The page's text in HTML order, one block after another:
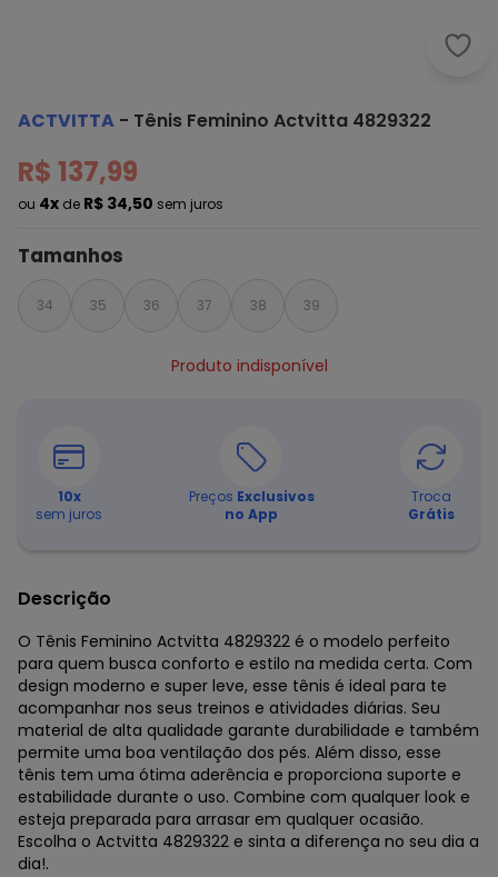
ACTVITTA - Tênis Feminino Actvitta 4829322
R$ 137,99
ou 4x de R$ 34,50 sem juros
Tamanhos
34 35 36 37 38 39
Produto indisponível
10x
sem juros
Preços Exclusivos
no App
Troca
Grátis
Descrição
O Tênis Feminino Actvitta 4829322 é o modelo perfeito
para quem busca conforto e estilo na medida certa. Com
design moderno e super leve, esse tênis é ideal para te
acompanhar nos seus treinos e atividades diárias. Seu
material de alta qualidade garante durabilidade e também
permite uma boa ventilação dos pés. Além disso, esse
tênis tem uma ótima aderência e proporciona suporte e
estabilidade durante o uso. Combine com qualquer look e
esteja preparada para arrasar em qualquer ocasião.
Escolha o Actvitta 4829322 e sinta a diferença no seu dia a
dia!.